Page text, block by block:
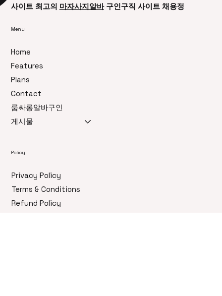
사이트 최고의
Menu
Plans
Contact
Policy